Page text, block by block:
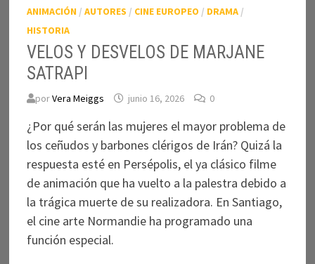
ANIMACIÓN / AUTORES / CINE EUROPEO / DRAMA/
HISTORIA
VELOS Y DESVELOS DE MARJANE
SATRAPI
porVera Meiggs junio 16, 2026 0
¿Por qué serán las mujeres el mayor problema de
los ceñudos y barbones clérigos de Irán? Quizá la
respuesta esté en Persépolis, el ya clásico filme
de animación que ha vuelto a la palestra debido a
la trágica muerte de su realizadora. En Santiago,
el cine arte Normandie ha programado una
función especial.